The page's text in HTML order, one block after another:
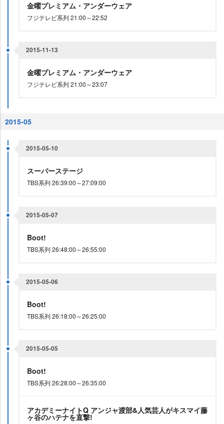
金曜プレミアム・アンダーウェア
フジテレビ系列 21:00～22:52
2015-11-13
金曜プレミアム・アンダーウェア
フジテレビ系列 21:00～23:07
2015-05
2015-05-10
スーパーステージ
TBS系列 26:39:00～27:09:00
2015-05-07
Boot!
TBS系列 26:48:00～26:55:00
2015-05-06
Boot!
TBS系列 26:18:00～26:25:00
2015-05-05
Boot!
TBS系列 26:28:00～26:35:00
アカデミーナイトQ アンジャ渡部&人気芸人がキスマイ藤
ヶ谷のハテナを直撃!